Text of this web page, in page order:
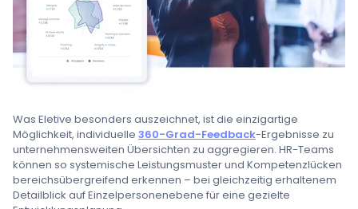
Was Eletive besonders auszeichnet, ist die einzigartige
Möglichkeit, individuelle 360-Grad-Feedback-Ergebnisse zu
unternehmensweiten Übersichten zu aggregieren. HR-Teams
können so systemische Leistungsmuster und Kompetenzlücken
bereichsübergreifend erkennen – bei gleichzeitig erhaltenem
Detailblick auf Einzelpersonenebene für eine gezielte